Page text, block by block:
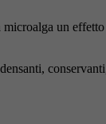
un